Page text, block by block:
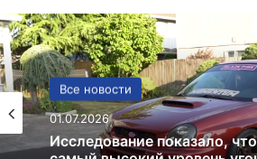
Все новости
01.07.2026
Политика
24.06.2025
Россия больше не получит